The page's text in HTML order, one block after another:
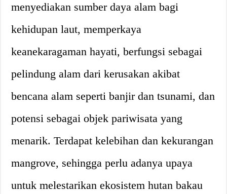
menyediakan sumber daya alam bagi
kehidupan laut, memperkaya
keanekaragaman hayati, berfungsi sebagai
pelindung alam dari kerusakan akibat
bencana alam seperti banjir dan tsunami, dan
potensi sebagai objek pariwisata yang
menarik. Terdapat kelebihan dan kekurangan
mangrove, sehingga perlu adanya upaya
untuk melestarikan ekosistem hutan bakau